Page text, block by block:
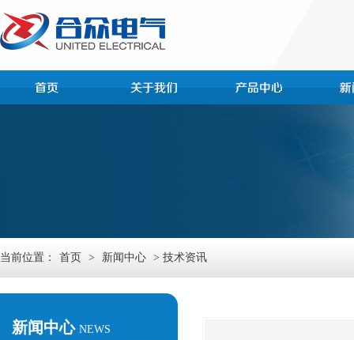
当前位置： 首页 > 新闻中心 > 技术资讯
新闻中心 NEWS